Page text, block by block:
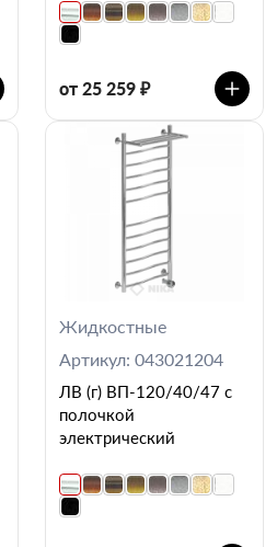
от 25 259 ₽
Жидкостные
Артикул: 043021204
ЛВ (г) ВП-120/40/47 с
полочкой
электрический